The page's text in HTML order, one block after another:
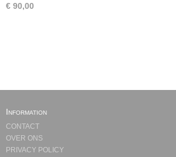
€ 90,00
Information
CONTACT
OVER ONS
PRIVACY POLICY